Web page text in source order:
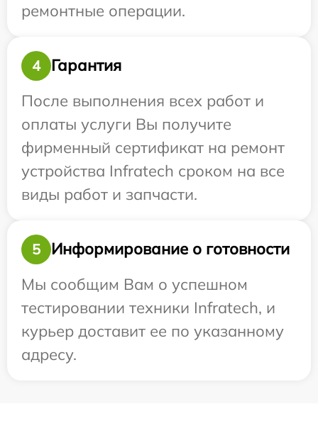
ремонтные операции.
4
Гарантия
После выполнения всех работ и
оплаты услуги Вы получите
фирменный сертификат на ремонт
устройства Infratech сроком на все
виды работ и запчасти.
5
Информирование о готовности
Мы сообщим Вам о успешном
тестировании техники Infratech, и
курьер доставит ее по указанному
адресу.